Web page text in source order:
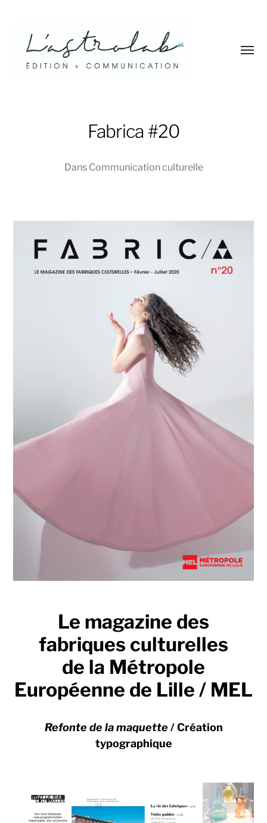
Fabrica #20
Dans Communication culturelle
Le magazine des
fabriques culturelles
de la Métropole
Européenne de Lille / MEL
Refonte de la maquette / Création
typographique